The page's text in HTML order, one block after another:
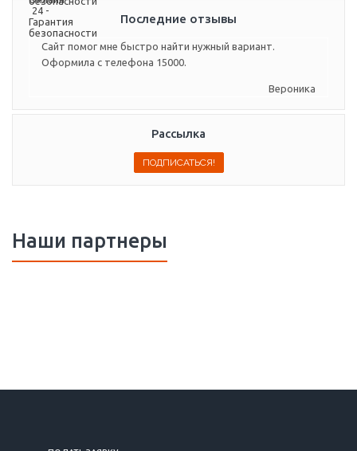
Последние отзывы
Сайт помог мне быстро найти нужный вариант.
Оформила с телефона 15000.
Вероника
Рассылка
Наши партнеры